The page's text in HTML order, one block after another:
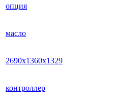
опция
масло
2690х1360х1329
контроллер